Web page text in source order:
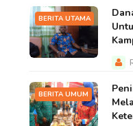
BERITA UTAMA
BERITA UMUM